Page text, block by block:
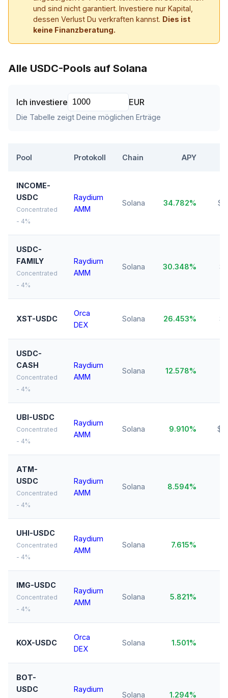
und sind nicht garantiert. Investiere nur Kapital,
dessen Verlust Du verkraften kannst. Dies ist
keine Finanzberatung.
Alle USDC-Pools auf Solana
Ich investiere EUR
Die Tabelle zeigt Deine möglichen Erträge
Pool Protokoll Chain APY
INCOME-
USDC
Concentrated
- 4%
Raydium
AMM
Solana 34.782%
USDC-
FAMILY
Concentrated
- 4%
Raydium
AMM
Solana 30.348%
XST-USDC
Orca
DEX
Solana 26.453%
USDC-
CASH
Concentrated
- 4%
Raydium
AMM
Solana 12.578%
UBI-USDC
Concentrated
- 4%
Raydium
AMM
Solana 9.910%
ATM-
USDC
Concentrated
- 4%
Raydium
AMM
Solana 8.594%
UHI-USDC
Concentrated
- 4%
Raydium
AMM
Solana 7.615%
IMG-USDC
Concentrated
- 4%
Raydium
AMM
Solana 5.821%
KOX-USDC
Orca
DEX
Solana 1.501%
BOT-
USDC
Raydium
Solana 1.294%